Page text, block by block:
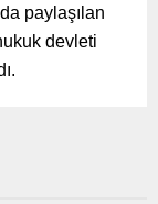
paylaşılan
devleti